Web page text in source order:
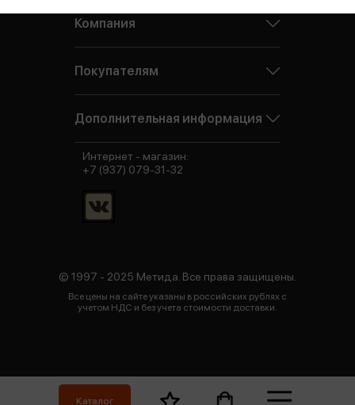
Каталог
Компания
Покупателям
Дополнительная информация
© 1997 - 2025 Метида. Все права защищены.
Все цены на сайте указаны в российских рублях с
учетом НДС и без учета стоимости доставки.
Интернет - магазин:
+7 (937) 079-31-32